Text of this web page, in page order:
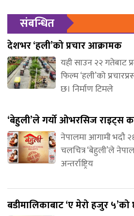
संबन्धित
देशभर ‘हली’को प्रचार आक्रामक
यही साउन २२ गतेबाट
फिल्म ‘हली’को
छ। निर्माण टिमले
‘बेहुली’ले गर्यो ओभरसिज राइट्स
नेपालमा आगामी भदौ
चलचित्र ‘बेहुली’ले
अन्तर्राष्ट्रिय
बडीमालिकाबाट ‘ए मेरो हजुर